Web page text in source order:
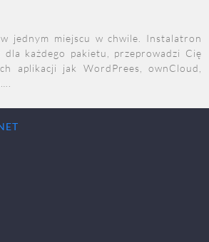
jednym miejscu w chwile. Instalatron
każdego pakietu, przeprowadzi Cię
aplikacji jak WordPrees, ownCloud,